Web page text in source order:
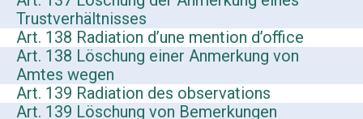
Trustverhältnisses
Art. 138 Radiation d’une mention d’office
Art. 138 Löschung einer Anmerkung von
Amtes wegen
Art. 139 Radiation des observations
Art. 139 Löschung von Bemerkungen